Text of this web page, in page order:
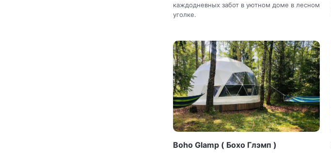
каждодневных забот в уютном доме в лесном
уголке.
Boho Glamp ( Бохо Глэмп )